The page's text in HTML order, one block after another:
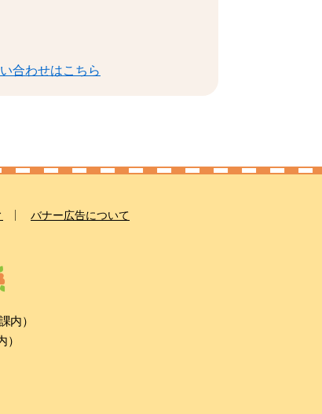
合わせはこちら
バナー広告について
内）